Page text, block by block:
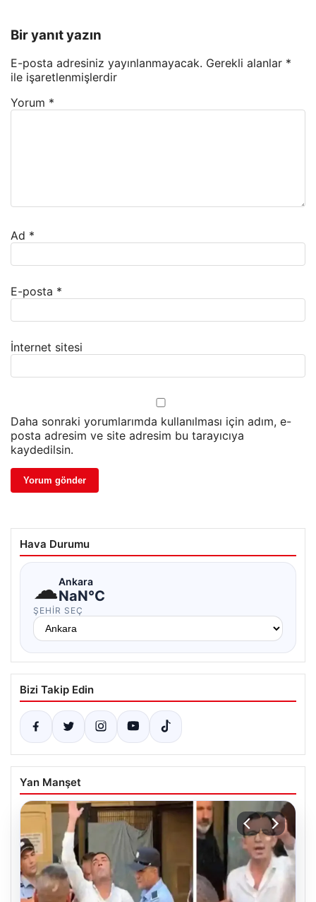
Bir yanıt yazın
E-posta adresiniz yayınlanmayacak. Gerekli alanlar *
ile işaretlenmişlerdir
Yorum *
Ad *
E-posta *
İnternet sitesi
Daha sonraki yorumlarımda kullanılması için adım, e-
posta adresim ve site adresim bu tarayıcıya
kaydedilsin.
Hava Durumu
☁Ankara
NaN°C
ŞEHIR SEÇ
Bizi Takip Edin
Yan Manşet